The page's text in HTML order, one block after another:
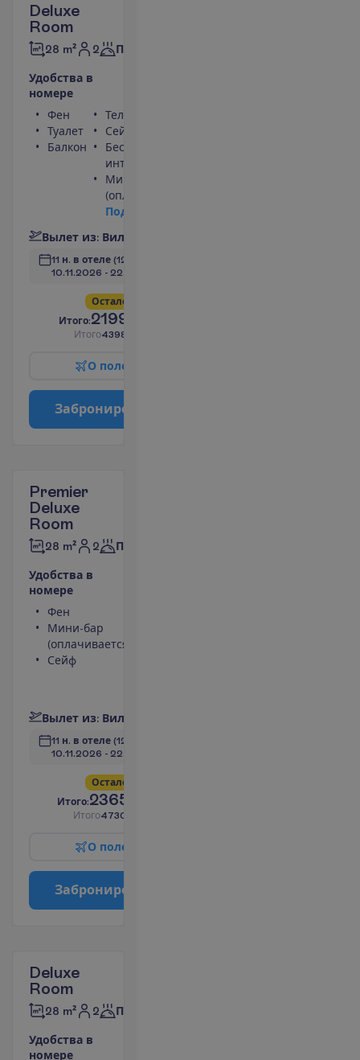
Deluxe
Room
28 m² 2 Полупансион
Удобства в
номере
Фен
Туалет
Балкон
Телевизор
Сейф
Беспроводной
интернет
Мини-бар
(оплачивается)
Под
Вылет из: Вил
11 н. в отеле (12 н. всего)
10.11.2026 - 22.11.2026
Остало
Итого:2199.00
Итого4398.00
О поле
Заброниро
Premier
Deluxe
Room
28 m² 2 Полупансион
Удобства в
номере
Фен
Мини-бар
(оплачивается)
Сейф
Вылет из: Вил
11 н. в отеле (12 н. всего)
10.11.2026 - 22.11.2026
Остало
Итого:2365.00
Итого4730.00
О поле
Заброниро
Deluxe
Room
28 m² 2 Полупансион
Удобства в
номере